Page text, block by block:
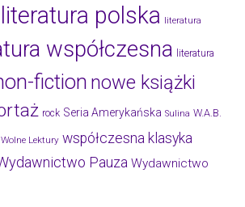
literatura polska literatura
współczesna literatura
fiction nowe książki
rock Seria Amerykańska Sulina W.A.B.
Wolne Lektury współczesna klasyka
Pauza Wydawnictwo